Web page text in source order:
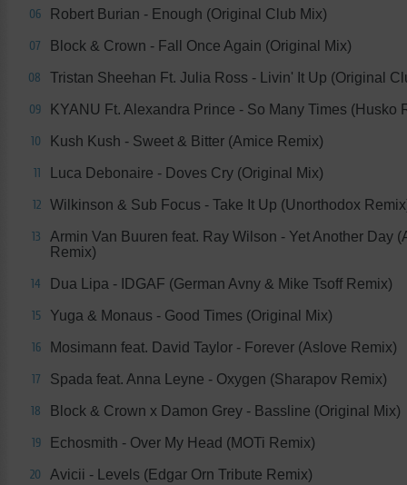
06 Robert Burian - Enough (Original Club Mix)
07 Block & Crown - Fall Once Again (Original Mix)
08 Tristan Sheehan Ft. Julia Ross - Livin' It Up (Original
09 KYANU Ft. Alexandra Prince - So Many Times (Husko
10 Kush Kush - Sweet & Bitter (Amice Remix)
11 Luca Debonaire - Doves Cry (Original Mix)
12 Wilkinson & Sub Focus - Take It Up (Unorthodox
13
Armin Van Buuren feat. Ray Wilson - Yet Another Day
Remix)
14 Dua Lipa - IDGAF (German Avny & Mike Tsoff Remix)
15 Yuga & Monaus - Good Times (Original Mix)
16 Mosimann feat. David Taylor - Forever (Aslove Remix)
17 Spada feat. Anna Leyne - Oxygen (Sharapov Remix)
18 Block & Crown x Damon Grey - Bassline (Original Mix)
19 Echosmith - Over My Head (MOTi Remix)
20 Avicii - Levels (Edgar Orn Tribute Remix)